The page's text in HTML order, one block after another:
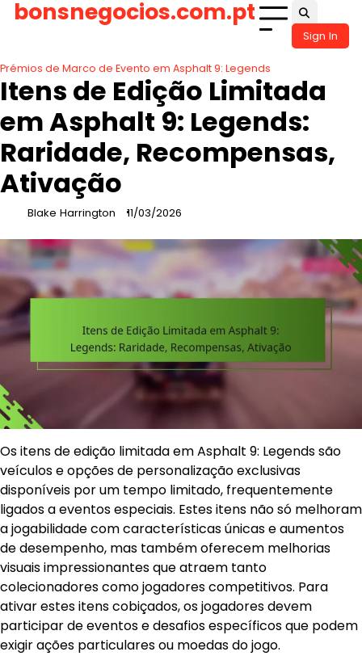
Skipbonsnegocios.com.pt
Sign In
Prémios de Marco de Evento em Asphalt 9: Legends
Itens de Edição Limitada
em Asphalt 9: Legends:
Raridade, Recompensas,
Ativação
Blake Harrington 11/03/2026
Os itens de edição limitada em Asphalt 9: Legends são
veículos e opções de personalização exclusivas
disponíveis por um tempo limitado, frequentemente
ligados a eventos especiais. Estes itens não só melhoram
a jogabilidade com características únicas e aumentos
de desempenho, mas também oferecem melhorias
visuais impressionantes que atraem tanto
colecionadores como jogadores competitivos. Para
ativar estes itens cobiçados, os jogadores devem
participar de eventos e desafios específicos que podem
exigir ações particulares ou moedas do jogo.